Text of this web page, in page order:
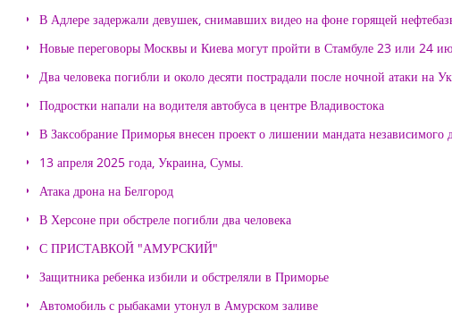
В Адлере задержали девушек, снимавших видео на фоне горящей
Новые переговоры Москвы и Киева могут пройти в Стамбуле 23 или 24
Два человека погибли и около десяти пострадали после ночной атаки на
Подростки напали на водителя автобуса в центре Владивостока
В Заксобрание Приморья внесен проект о лишении мандата независимого
13 апреля 2025 года, Украина, Сумы.
Атака дрона на Белгород
В Херсоне при обстреле погибли два человека
С ПРИСТАВКОЙ "АМУРСКИЙ"
Защитника ребенка избили и обстреляли в Приморье
Автомобиль с рыбаками утонул в Амурском заливе